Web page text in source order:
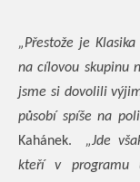
„Přestože je
na cílovou skupinu
jsme si dovolili
působí spíše na
Kahánek.
„Jde
kteří v programu